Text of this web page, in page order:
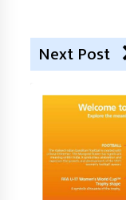
Next Post